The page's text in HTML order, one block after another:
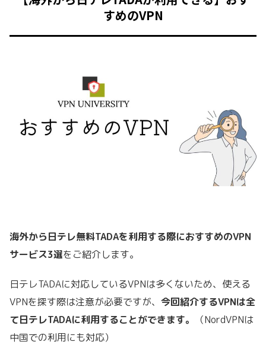
すめのVPN
海外から日テレ無料TADAを利用する際におすすめのVPN
サービス3選をご紹介します。
日テレTADAに対応しているVPNは多くないため、使える
VPNを探す際は注意が必要ですが、 今回紹介するVPNは全
て日テレTADAに利用することができます。
（NordVPNは
中国での利用にも対応）